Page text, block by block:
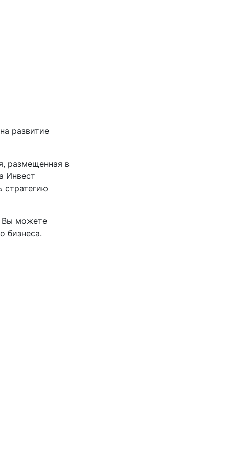
развитие
размещенная в
Инвест
стратегию
Вы можете
бизнеса.